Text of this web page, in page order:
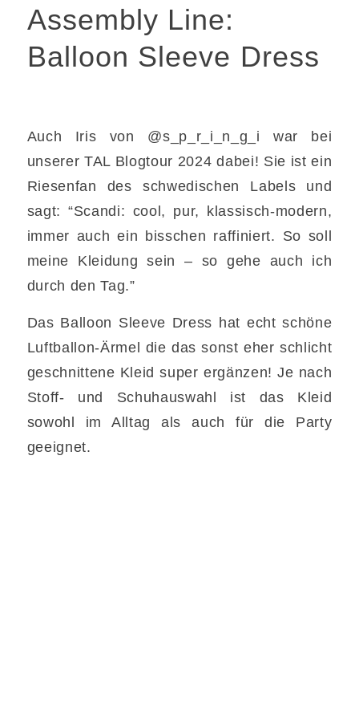
Assembly Line:
Balloon Sleeve Dress
Auch Iris von @s_p_r_i_n_g_i war bei
unserer TAL Blogtour 2024 dabei! Sie ist ein
Riesenfan des schwedischen Labels und
sagt: “Scandi: cool, pur, klassisch-modern,
immer auch ein bisschen raffiniert. So soll
meine Kleidung sein – so gehe auch ich
durch den Tag.”
Das Balloon Sleeve Dress hat echt schöne
Luftballon-Ärmel die das sonst eher schlicht
geschnittene Kleid super ergänzen! Je nach
Stoff- und Schuhauswahl ist das Kleid
sowohl im Alltag als auch für die Party
geeignet.